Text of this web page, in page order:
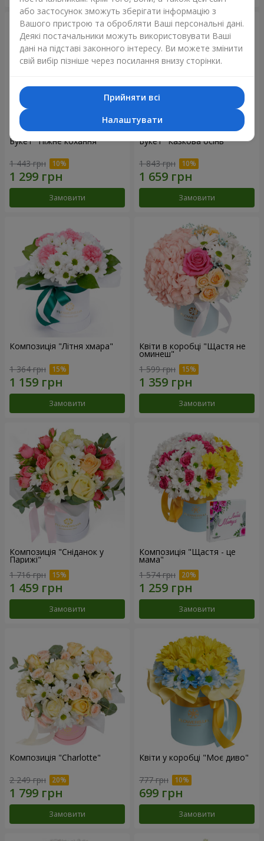
Букет "Ніжне кохання"
1 443 грн
Замовити
Букет "Казкова осінь"
1 843 грн
Замовити
Композиція "Літня хмара"
1 364 грн
Замовити
Квіти в коробці "Щастя не
оминеш"
1 599 грн
Замовити
Композиція "Сніданок у
Парижі"
1 716 грн
Замовити
Композиція "Щастя - це
мама"
1 574 грн
Замовити
Композиція "Charlotte"
2 249 грн
Замовити
Квіти у коробці "Моє диво"
777 грн
Замовити
або застосунок зможуть зберігати інформацію з
Вашого пристрою та обробляти Ваші персональні дані.
Деякі постачальники можуть використовувати Ваші
дані на підставі законного інтересу. Ви можете змінити
свій вибір пізніше через посилання внизу сторінки.
Прийняти всі
Налаштувати